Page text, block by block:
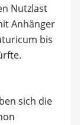
Nutzlast
Anhänger
bis
sich die